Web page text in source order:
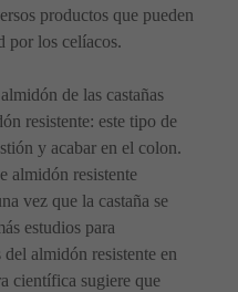
productos que pueden
por los celíacos.
de las castañas
resistente: este tipo de
y acabar en el colon.
almidón resistente
vez que la castaña se
estudios para
almidón resistente en
científica sugiere que